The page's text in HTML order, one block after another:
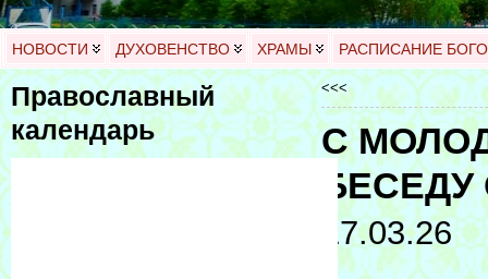
НОВОСТИ ДУХОВЕНСТВО ХРАМЫ РАСПИСАНИЕ
Православный
календарь
<<<
С
17.03.26